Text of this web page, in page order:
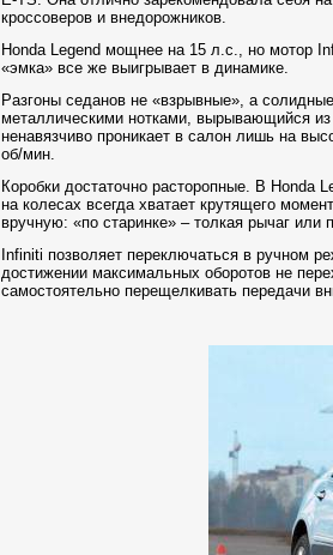
кроссоверов и внедорожников.
Honda Legend мощнее на 15 л.с., но мотор
«эмка» все же выигрывает в динамике.
Разгоны седанов не «взрывные», а
металлическими нотками, вырывающийся
ненавязчиво проникает в салон лишь на
об/мин.
Коробки достаточно расторопные. В Honda
на колесах всегда хватает крутящего
вручную: «по старинке» – толкая рычаг
Infiniti позволяет переключаться в ручном
достижении максимальных оборотов не
самостоятельно перещелкивать передачи